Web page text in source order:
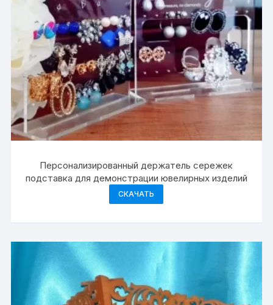
Персонализированный держатель сережек
подставка для демонстрации ювелирных изделий
СКАЧАТЬ